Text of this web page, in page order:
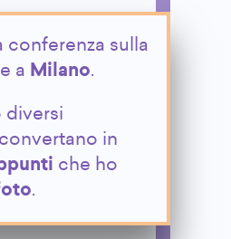
conferenza sulla
a Milano.
diversi
in
che ho
.